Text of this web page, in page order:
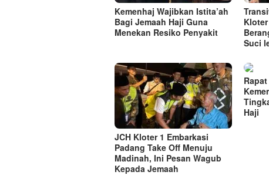
Kemenhaj Wajibkan Istita’ah
Bagi Jemaah Haji Guna
Menekan Resiko Penyakit
Suci
JCH Kloter 1 Embarkasi
Padang Take Off Menuju
Madinah, Ini Pesan Wagub
Kepada Jemaah
Haji